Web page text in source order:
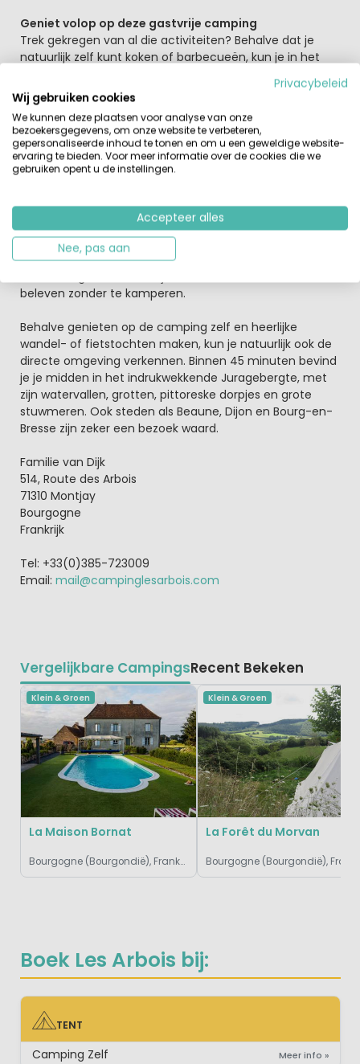
Boek Les Arbois bij:
TENT
TENT
Camping Zelf Meer info »
Geniet volop op deze gastvrije camping
Trek gekregen van al die activiteiten? Behalve dat je
natuurlijk zelf kunt koken of barbecueën, kun je in het
hoogseizoen twee keer per week aanschuiven voor een
gezamenlijk diner op de camping. Op alle andere dagen
bestel je er quiches of pizza’s. Op het knusse terras
geniet je van een geurige kop koffie, een verfrissend ijsje
of een goed glas wijn
Je kunt op deze rustig gelegen camping onbezorgd
Voor wat extra gemak worden er op Les Arboisvolledig
ingerichte tunneltentenverhuurd, geschikt voor
maximaal vijf personen. Liever nog wat meer comfort?
Dan kun je een linnenpakket huren – of kiezen voor de
beleven zonder te kamperen.
Behalve genieten op de camping zelf en heerlijke
wandel- of fietstochten maken, kun je natuurlijk ook de
directe omgeving verkennen. Binnen 45 minuten bevind
je je midden in het indrukwekkende Juragebergte, met
zijn watervallen, grotten, pittoreske dorpjes en grote
stuwmeren. Ook steden als Beaune, Dijon en Bourg-en-
Bresse zijn zeker een bezoek waard.
Familie van Dijk
514, Route des Arbois
71310 Montjay
Bourgogne
Frankrijk
Tel: +33(0)385-723009
Email: mail@campinglesarbois.com
Vergelijkbare CampingsRecent Bekeken
Klein & Groen
La Maison Bornat
Bourgogne (Bourgondië), Frankrijk
Klein & Groen
La Forêt du Morvan
Privacybeleid
Wij gebruiken cookies
We kunnen deze plaatsen voor analyse van onze
bezoekersgegevens, om onze website te verbeteren,
gepersonaliseerde inhoud te tonen en om u een geweldige website-
ervaring te bieden. Voor meer informatie over de cookies die we
gebruiken opent u de instellingen.
Accepteer alles
Nee, pas aan